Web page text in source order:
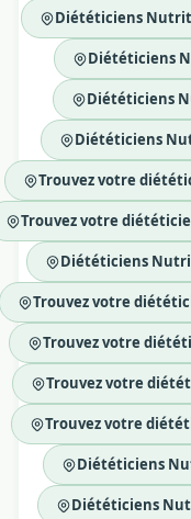
Diététiciens
Diététiciens
Diététiciens
Diététiciens
Trouvez votre
Trouvez votre
Diététiciens
Trouvez votre
Trouvez votre
Trouvez votre
Trouvez votre
Diététiciens
Diététiciens